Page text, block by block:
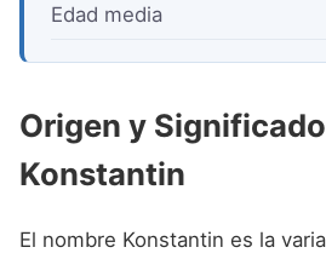
Edad media
Origen y
Konstantin
El nombre Konstantin es la